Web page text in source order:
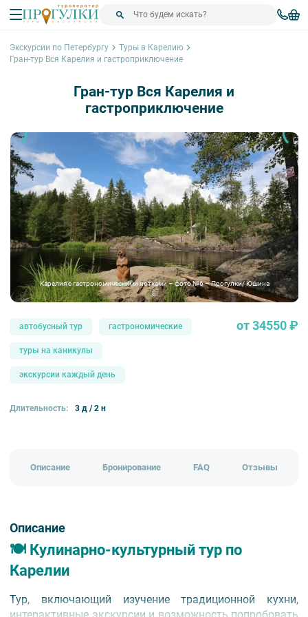
Экскурсии по Петербургу
Туры в Карелию
Гран-тур Вся Карелия и гастроприключение
Гран-тур Вся Карелия и
гастроприключение
Карелия с гастрономическими нотками – фото №6 – Прогулки/ Юшина
Е.
автобусный тур гастрономические
туры на каникулы
экскурсии каждый день
от 34550 ₽
Длительность: 3 д / 2 н
Описание Бронирование FAQ Отзывы
Описание
🍽️ Кулинарно-культурный тур по
Карелии
Тур, включающий изучение традиционной кухни,